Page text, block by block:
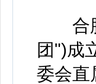
合肥
团")成
委会直